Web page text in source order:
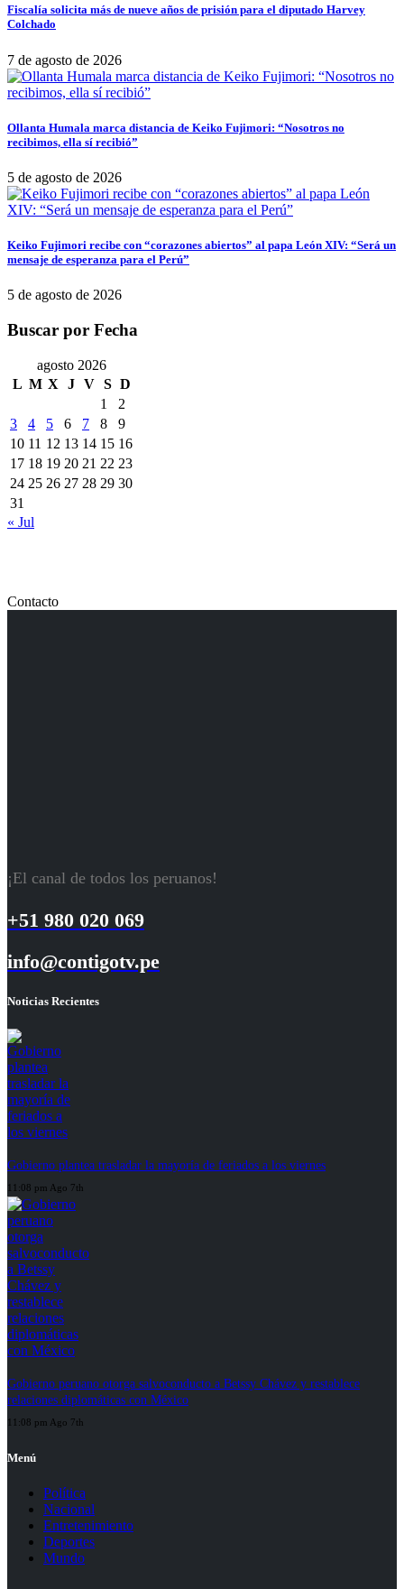
Fiscalía solicita más de nueve años de prisión para el diputado Harvey
Colchado
7 de agosto de 2026
Ollanta Humala marca distancia de Keiko Fujimori: “Nosotros no
recibimos, ella sí recibió”
5 de agosto de 2026
Keiko Fujimori recibe con “corazones abiertos” al papa León XIV: “Será un
mensaje de esperanza para el Perú”
5 de agosto de 2026
Buscar por Fecha
agosto 2026
L M X J V S D
1
2
3
4 5 6 7 8
9
10 11 12 13 14 15 16
17 18 19 20 21 22 23
24 25 26 27 28 29 30
31
« Jul
Contacto
¡El canal de todos los peruanos!
+51 980 020 069
info@contigotv.pe
Noticias Recientes
Gobierno plantea trasladar la mayoría de feriados a los viernes
11:08 pm Ago 7th
Gobierno peruano otorga salvoconducto a Betssy Chávez y restablece
relaciones diplomáticas con México
11:08 pm Ago 7th
Menú
Política
Nacional
Entretenimiento
Deportes
Mundo